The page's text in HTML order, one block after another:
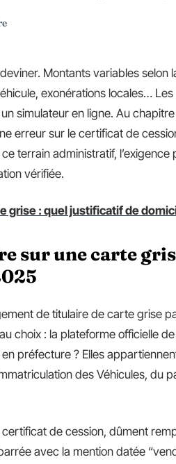
Montants variables selon
exonérations locales…
simulateur en ligne. Au
erreur sur le certificat de
terrain administratif,
vérifiée.
grise : quel justificatif de
sur une carte
de titulaire de carte grise
choix : la plateforme officielle de
préfecture ? Elles
des Véhicules, du
de cession, dûment
avec la mention datée